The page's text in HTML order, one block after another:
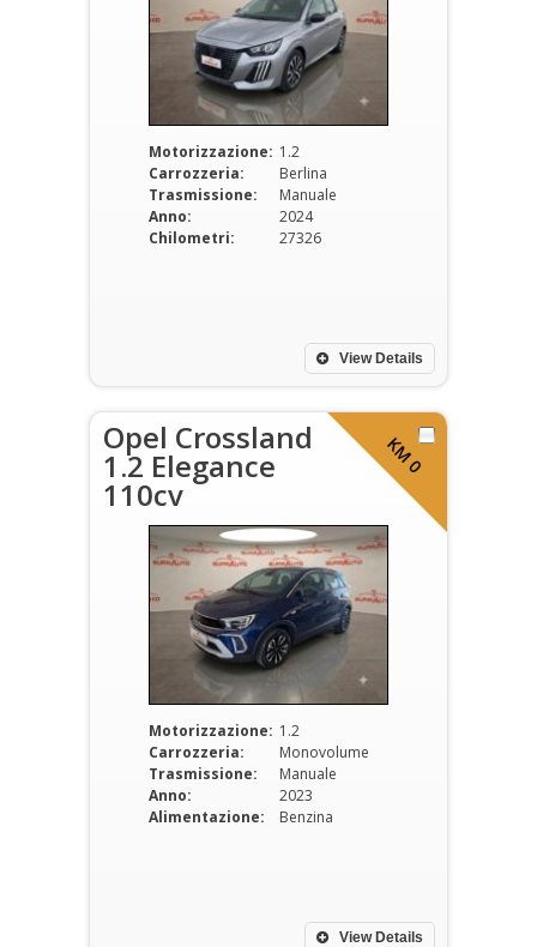
Motorizzazione: 1.2
Carrozzeria:
Berlina
Trasmissione:
Manuale
Anno:
2024
Chilometri:
27326
View Details
KM 0
Opel Crossland
1.2 Elegance
110cv
Motorizzazione: 1.2
Carrozzeria:
Monovolume
Trasmissione:
Manuale
Anno:
2023
Alimentazione:
Benzina
View Details